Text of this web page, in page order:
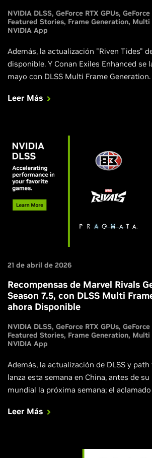
NVIDIA DLSS GeForce RTX GPUs
Featured Stories Frame Generation Multi
NVIDIA App
Además, la actualización "Riven Tides"
disponible. Y Conan Exiles Enhanced se
mayo con DLSS Multi Frame Generation.
Leer Más
21 de abril de 2026
Recompensas de Marvel Rivals
Season 7.5, con DLSS Multi
ahora Disponible
NVIDIA DLSS GeForce RTX GPUs
Featured Stories Frame Generation Multi
NVIDIA App
Además, la actualización de DLSS y
lanza esta semana en China, antes de
mundial la próxima semana; el aclamado
Frame Generation; Sudden Strike 5 se
Leer Más